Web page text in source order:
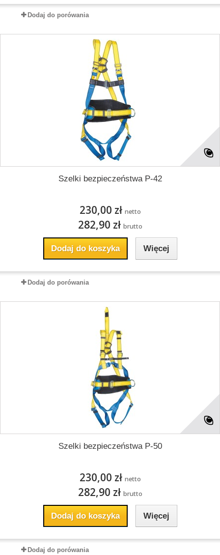
Dodaj do porówania
Szelki bezpieczeństwa P-42
230,00 zł netto
282,90 zł brutto
Dodaj do koszyka Więcej
Dodaj do porówania
Szelki bezpieczeństwa P-50
230,00 zł netto
282,90 zł brutto
Dodaj do koszyka Więcej
Dodaj do porówania